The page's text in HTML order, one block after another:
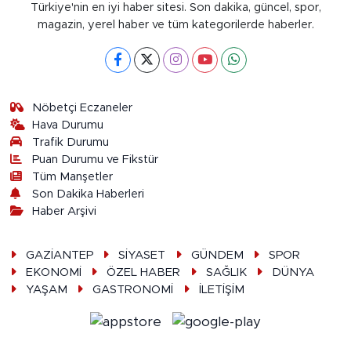
Türkiye'nin en iyi haber sitesi. Son dakika, güncel, spor,
magazin, yerel haber ve tüm kategorilerde haberler.
Nöbetçi Eczaneler
Hava Durumu
Trafik Durumu
Puan Durumu ve Fikstür
Tüm Manşetler
Son Dakika Haberleri
Haber Arşivi
GAZİANTEP SİYASET GÜNDEM
SPOR
EKONOMİ
ÖZEL HABER SAĞLIK
DÜNYA
YAŞAM
GASTRONOMİ İLETİŞİM